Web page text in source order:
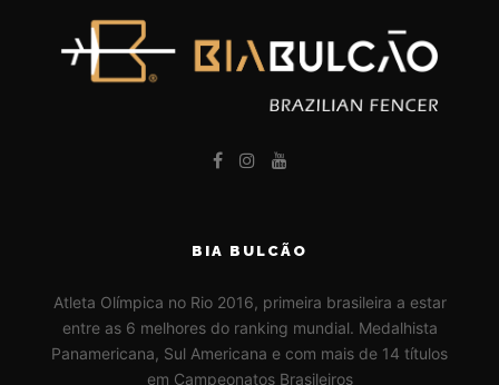
BIA BULCÃO
Atleta Olímpica no Rio 2016, primeira brasileira a estar
entre as 6 melhores do ranking mundial. Medalhista
Panamericana, Sul Americana e com mais de 14 títulos
em Campeonatos Brasileiros